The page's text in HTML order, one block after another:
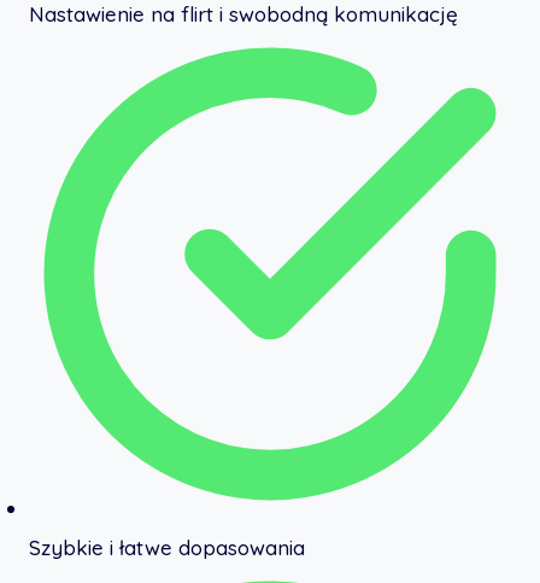
Nastawienie na flirt i swobodną komunikację
Szybkie i łatwe dopasowania